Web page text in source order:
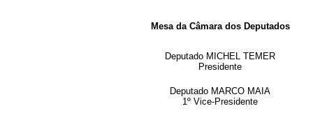
Mesa da Câmara dos Deputados
Deputado MICHEL TEMER
Presidente
Deputado MARCO MAIA
1º Vice-Presidente